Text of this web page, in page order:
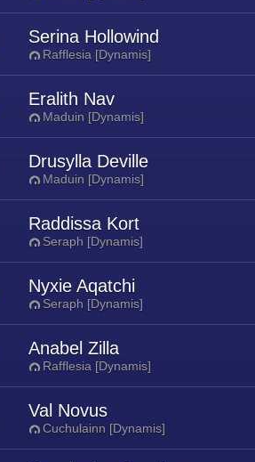
Serina Hollowind
Rafflesia [Dynamis]
Eralith Nav
Maduin [Dynamis]
Drusylla Deville
Maduin [Dynamis]
Raddissa Kort
Seraph [Dynamis]
Nyxie Aqatchi
Seraph [Dynamis]
Anabel Zilla
Rafflesia [Dynamis]
Val Novus
Cuchulainn [Dynamis]